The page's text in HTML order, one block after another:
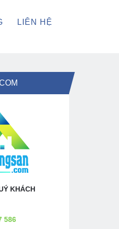
LIÊN HỆ
KHÁCH
586